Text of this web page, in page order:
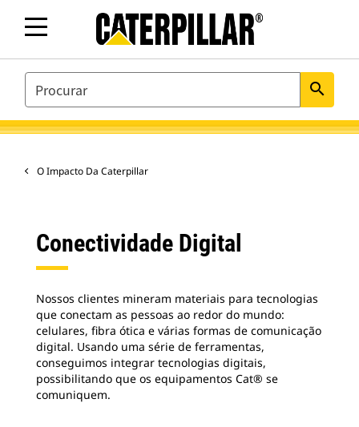
SEARCH search
O Impacto Da Caterpillar
Conectividade Digital
Nossos clientes mineram materiais para tecnologias
que conectam as pessoas ao redor do mundo:
celulares, fibra ótica e várias formas de comunicação
digital. Usando uma série de ferramentas,
conseguimos integrar tecnologias digitais,
possibilitando que os equipamentos Cat® se
comuniquem.